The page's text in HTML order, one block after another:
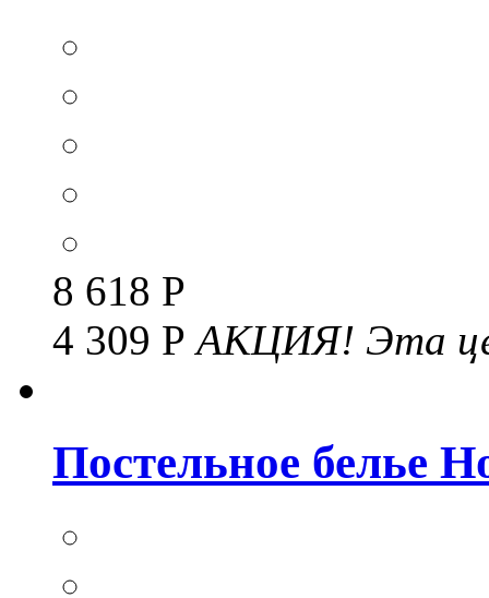
8 618 Р
4 309 РАКЦИЯ! Эта
Постельное белье